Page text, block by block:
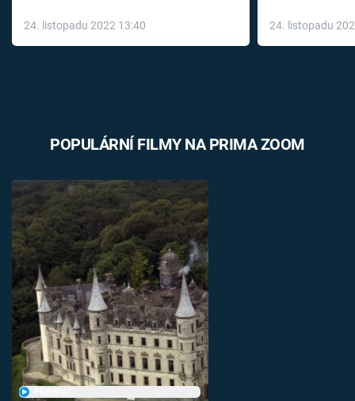
24. listopadu 2022 13:40
léky
24. listopadu
POPULÁRNÍ FILMY NA PRIMA ZOOM